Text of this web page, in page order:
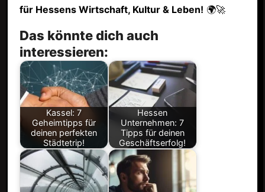
für Hessens Wirtschaft, Kultur & Leben! 🌍🚀
Das könnte dich auch
interessieren:
Kassel: 7
Geheimtipps für
deinen perfekten
Städtetrip!
Hessen
Unternehmen: 7
Tipps für deinen
Geschäftserfolg!